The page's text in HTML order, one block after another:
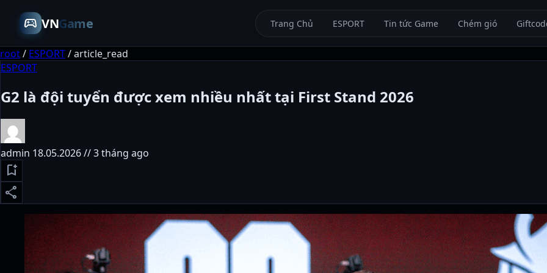
sports_esports VNGame Trang Chủ ESPORT Tin tức Game Chém gió
root/ ESPORT/article_read
ESPORT
G2 là đội tuyển được xem nhiều nhất tại First Stand 2026
admin 18.05.2026 // 3 tháng ago
bookmark_add
share